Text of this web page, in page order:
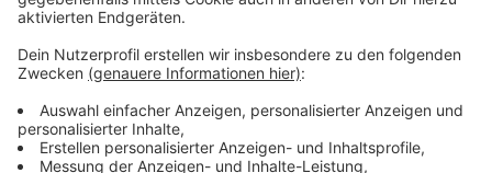
Anzeige
Der November hats in sich. Es ist kalt, dunkel und alles,
was wir übers Jahr aufgeschoben haben, wartet auf
uns. Wie sollen wir mit diesen Dingen nur umgehen? Am
besten mit Fachwissen und Humor. Dr. Leon